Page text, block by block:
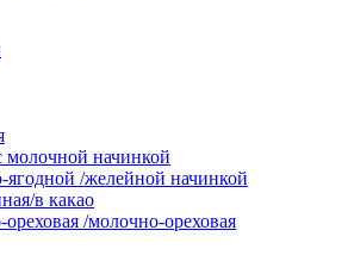
молочной начинкой
ягодной /желейной начинкой
в какао
/молочно-ореховая